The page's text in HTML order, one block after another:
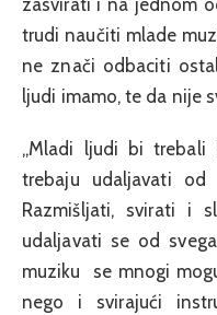
trudi naučiti mlade
ne znači odbaciti
ljudi imamo, te da nije
„Mladi ljudi bi
trebaju udaljavati od
Razmišljati, svirati i
udaljavati se od
muziku se mnogi
nego i svirajući